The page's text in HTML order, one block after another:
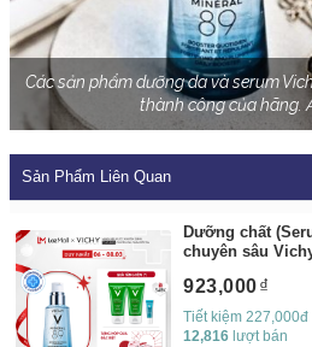
Các sản phẩm dưỡng da và serum
thành công của hãng.
Sản Phẩm Liên Quan
Dưỡng chất
chuyên sâu
923,000
Tiết kiệm 227,000đ
12,816 lượt bán